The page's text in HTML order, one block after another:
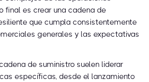
final es crear una cadena de
que cumpla consistentemente
generales y las expectativas
de suministro suelen liderar
específicas, desde el lanzamiento